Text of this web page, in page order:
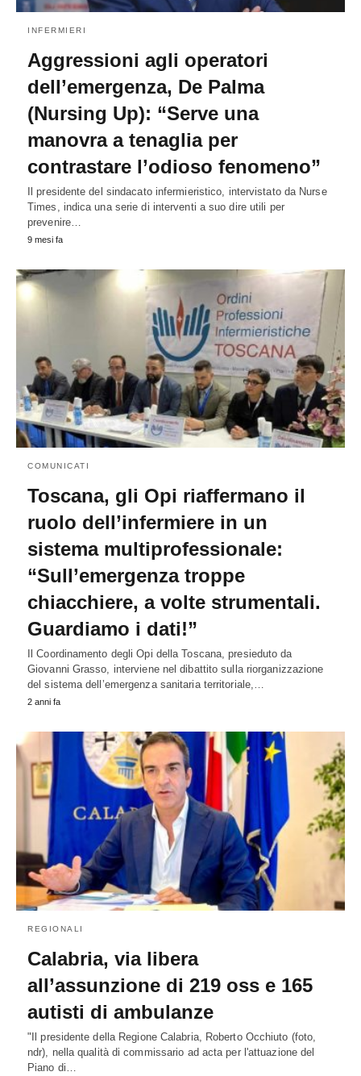
INFERMIERI
Aggressioni agli operatori
dell’emergenza, De Palma
(Nursing Up): “Serve una
manovra a tenaglia per
contrastare l’odioso fenomeno”
Il presidente del sindacato infermieristico, intervistato da Nurse
Times, indica una serie di interventi a suo dire utili per
prevenire…
9 mesi fa
COMUNICATI
Toscana, gli Opi riaffermano il
ruolo dell’infermiere in un
sistema multiprofessionale:
“Sull’emergenza troppe
chiacchiere, a volte strumentali.
Guardiamo i dati!”
Il Coordinamento degli Opi della Toscana, presieduto da
Giovanni Grasso, interviene nel dibattito sulla riorganizzazione
del sistema dell’emergenza sanitaria territoriale,…
2 anni fa
REGIONALI
Calabria, via libera
all’assunzione di 219 oss e 165
autisti di ambulanze
"Il presidente della Regione Calabria, Roberto Occhiuto (foto,
ndr), nella qualità di commissario ad acta per l'attuazione del
Piano di…